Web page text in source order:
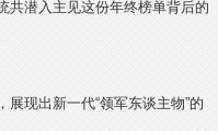
共潜入主见这份年终榜单背后的
现出新一代“领军东谈主物”的